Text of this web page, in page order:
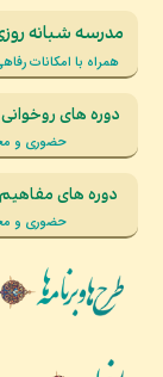
مدرسه شبانه
همراه با امکانات
دوره های روخوانی
حضوری و
دوره های
حضوری و